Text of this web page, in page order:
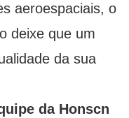
aeroespaciais, o
deixe que um
da sua
da Honscn